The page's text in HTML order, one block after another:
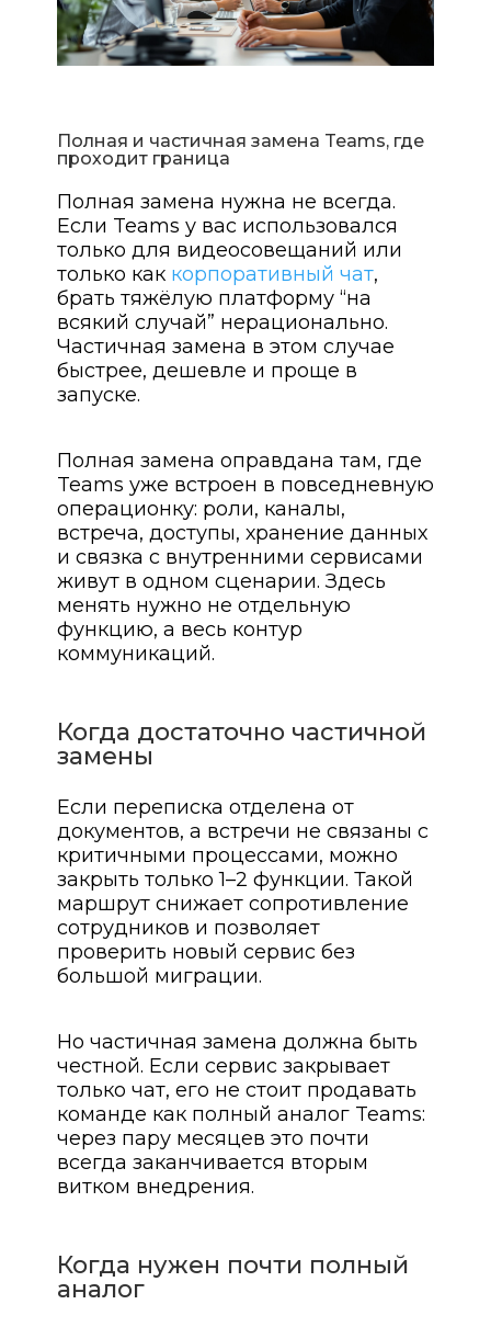
Полная и частичная замена Teams, где
проходит граница
Полная замена нужна не всегда.
Если Teams у вас использовался
только для видеосовещаний или
только как корпоративный чат,
брать тяжёлую платформу “на
всякий случай” нерационально.
Частичная замена в этом случае
быстрее, дешевле и проще в
запуске.
Полная замена оправдана там, где
Teams уже встроен в повседневную
операционку: роли, каналы,
встреча, доступы, хранение данных
и связка с внутренними сервисами
живут в одном сценарии. Здесь
менять нужно не отдельную
функцию, а весь контур
коммуникаций.
Когда достаточно частичной
замены
Если переписка отделена от
документов, а встречи не связаны с
критичными процессами, можно
закрыть только 1–2 функции. Такой
маршрут снижает сопротивление
сотрудников и позволяет
проверить новый сервис без
большой миграции.
Но частичная замена должна быть
честной. Если сервис закрывает
только чат, его не стоит продавать
команде как полный аналог Teams:
через пару месяцев это почти
всегда заканчивается вторым
витком внедрения.
Когда нужен почти полный
аналог